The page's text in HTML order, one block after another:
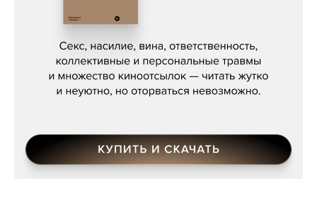
Сергей Кузнецов, «Мясорубка